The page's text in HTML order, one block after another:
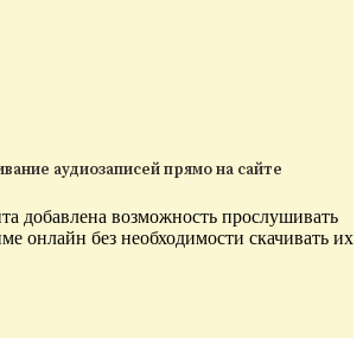
аудиозаписей прямо на сайте
добавлена возможность прослушивать
онлайн без необходимости скачивать их